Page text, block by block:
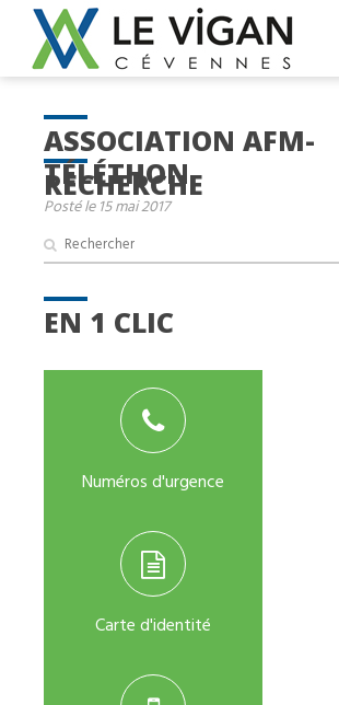
RECHERCHE
EN 1 CLIC
Numéros d'urgence
Carte d'identité
ASSOCIATION AFM-
TÉLÉTHON
Posté le 15 mai 2017